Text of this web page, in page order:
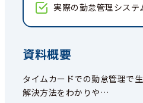
実際の勤怠管理システ
資料概要
タイムカードでの勤怠管理で
解決方法をわかりや…